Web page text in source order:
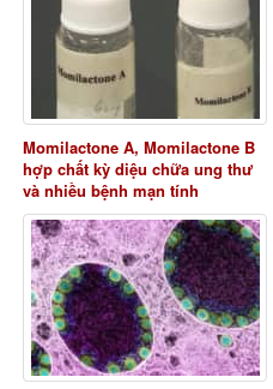
Momilactone A, Momilactone B
hợp chất kỳ diệu chữa ung thư
và nhiều bệnh mạn tính